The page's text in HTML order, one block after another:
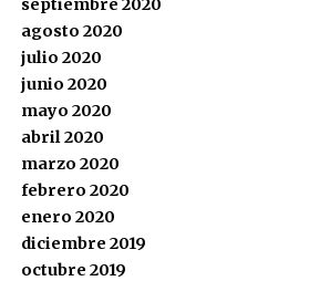
septiembre 2020
agosto 2020
julio 2020
junio 2020
mayo 2020
abril 2020
marzo 2020
febrero 2020
enero 2020
diciembre 2019
octubre 2019